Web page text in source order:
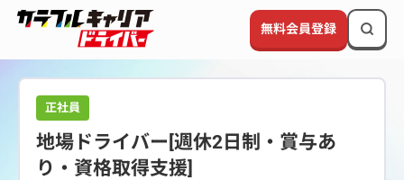
無料会員登録
正社員
地場ドライバー[週休2日制・賞与あ
り・資格取得支援]